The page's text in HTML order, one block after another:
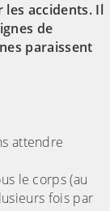
les accidents. Il
de
paraissent
attendre
le corps (au
fois par